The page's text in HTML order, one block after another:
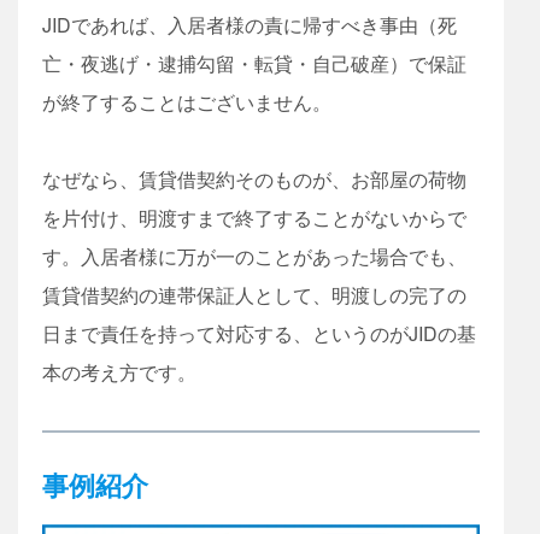
JIDであれば、入居者様の責に帰すべき事由（死
亡・夜逃げ・逮捕勾留・転貸・自己破産）で保証
が終了することはございません。
なぜなら、賃貸借契約そのものが、お部屋の荷物
を片付け、明渡すまで終了することがないからで
す。入居者様に万が一のことがあった場合でも、
賃貸借契約の連帯保証人として、明渡しの完了の
日まで責任を持って対応する、というのがJIDの基
本の考え方です。
事例紹介